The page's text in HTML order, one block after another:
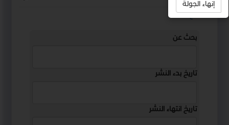
استمع
بحث عن
تاريخ بدء النشر
تاريخ انتهاء النشر
إنهاء الجولة